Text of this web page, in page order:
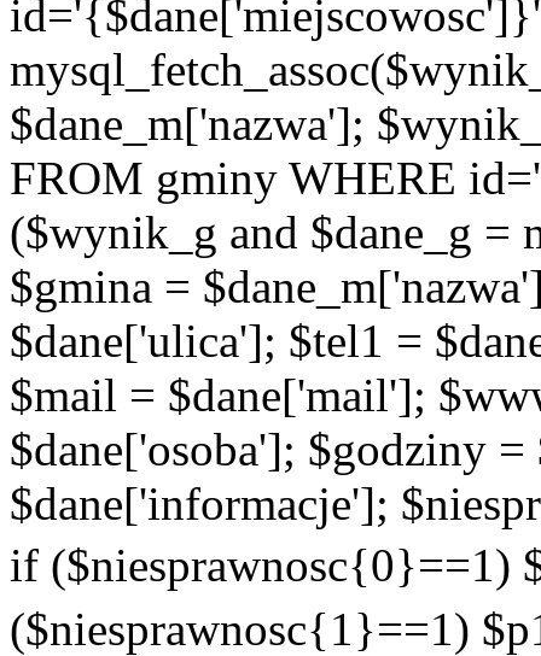
$dane_m['nazwa'];
FROM gminy WHERE
($wynik_g and $dane_g =
$gmina =
$dane['ulica']; $tel1 =
$mail = $dane['mail'];
$dane['osoba']; $godziny
$dane['informacje'];
if ($niesprawnosc{0}==1)
($niesprawnosc{1}==1)